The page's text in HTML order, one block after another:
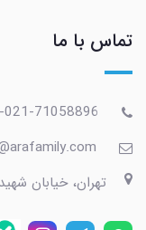
تماس با ما
تهران، خیابان